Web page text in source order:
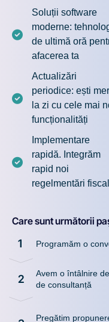
Soluții software
moderne:
de ultimă oră
afacerea ta
Actualizări
periodice: ești
la zi cu cele mai
funcționalități
Implementare
rapidă. Integrăm
rapid noi
regelmentări
Care sunt următorii
1 Programăm o
2
Avem o întâlnire
de consultanță
Pregătim